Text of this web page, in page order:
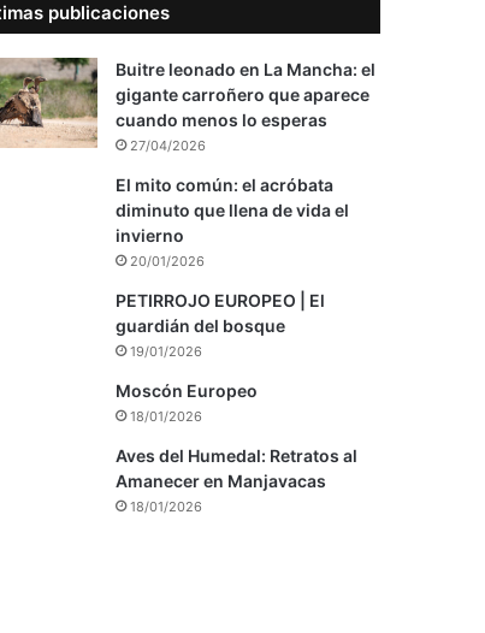
publicaciones
Buitre leonado en La Mancha: el
gigante carroñero que aparece
cuando menos lo esperas
27/04/2026
El mito común: el acróbata
diminuto que llena de vida el
invierno
20/01/2026
PETIRROJO EUROPEO | El
guardián del bosque
19/01/2026
Moscón Europeo
18/01/2026
Aves del Humedal: Retratos al
Amanecer en Manjavacas
18/01/2026